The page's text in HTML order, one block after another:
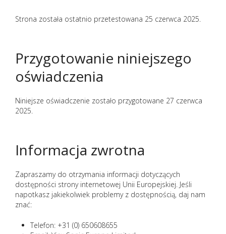
Strona została ostatnio przetestowana 25 czerwca 2025.
Przygotowanie niniejszego
oświadczenia
Niniejsze oświadczenie zostało przygotowane 27 czerwca
2025.
Informacja zwrotna
Zapraszamy do otrzymania informacji dotyczących
dostępności strony internetowej Unii Europejskiej. Jeśli
napotkasz jakiekolwiek problemy z dostępnością, daj nam
znać:
Telefon: +31 (0) 650608655